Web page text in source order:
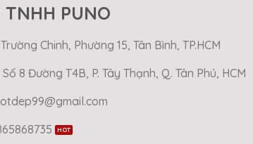
TNHH PUNO
Chinh, Phường 15, Tân Bình, TP.HCM
8 Đường T4B, P. Tây Thạnh, Q. Tân Phú, HCM